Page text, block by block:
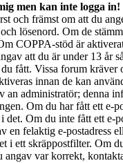
men kan inte logga in!
och främst om att du
lösenord. Om de
COPPA-stöd är
att du är under 13 år
fått. Vissa forum kräver
innan de kan
an administratör; denna
Om du har fått ett e-
det. Om du inte fått ett e-
en felaktig e-postadress
i ett skräppostfilter. Om
angav var korrekt,